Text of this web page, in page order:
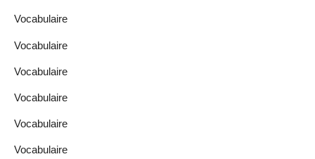
Vocabulaire
Vocabulaire
Vocabulaire
Vocabulaire
Vocabulaire
Vocabulaire